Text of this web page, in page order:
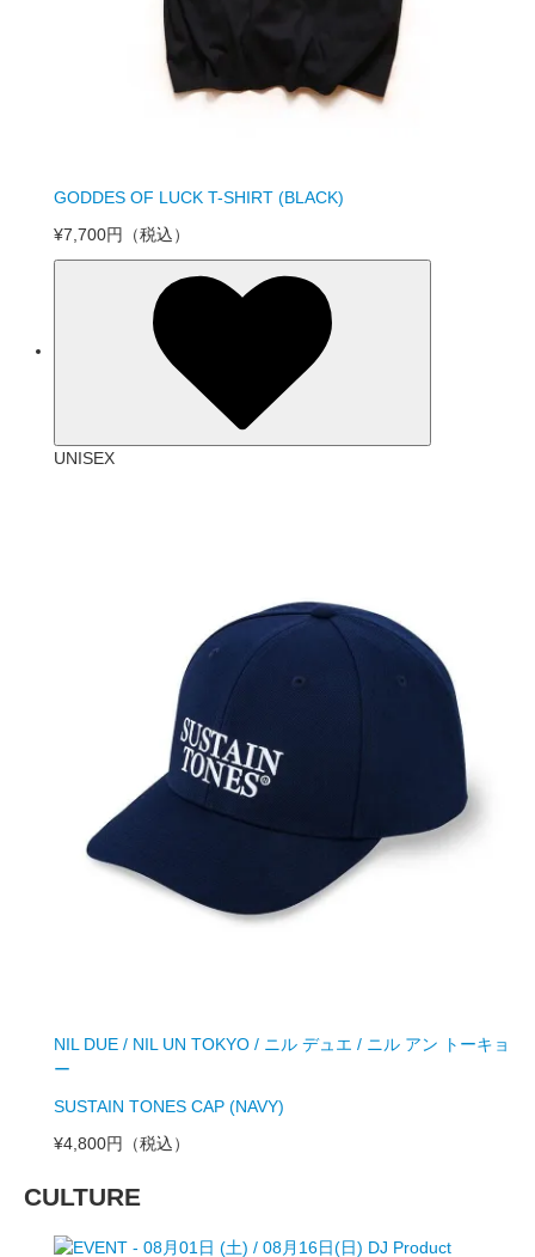
GODDES OF LUCK T-SHIRT (BLACK)
¥7,700円
（税込）
UNISEX
NIL DUE / NIL UN TOKYO / ニル デュエ / ニル アン トーキョ
ー
SUSTAIN TONES CAP (NAVY)
¥4,800円
（税込）
CULTURE